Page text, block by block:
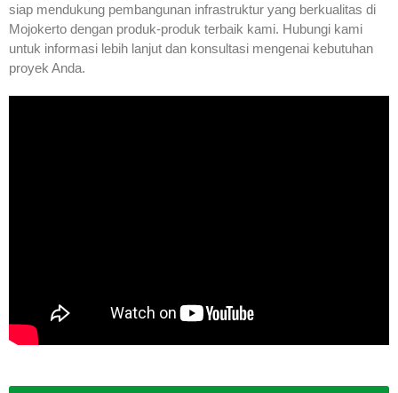
siap mendukung pembangunan infrastruktur yang berkualitas di
Mojokerto dengan produk-produk terbaik kami. Hubungi kami
untuk informasi lebih lanjut dan konsultasi mengenai kebutuhan
proyek Anda.